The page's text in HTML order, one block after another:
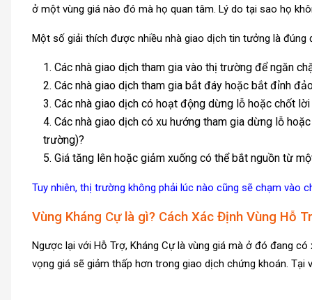
ở một vùng giá nào đó mà họ quan tâm. Lý do tại sao họ
Một số giải thích được nhiều nhà giao dịch tin tưởng là đúng
Các nhà giao dịch tham gia vào thị trường để ngăn
Các nhà giao dịch tham gia bắt đáy hoặc bắt đỉnh
Các nhà giao dịch có hoạt động dừng lỗ hoặc chốt
Các nhà giao dịch có xu hướng tham gia dừng lỗ
trường)?
Giá tăng lên hoặc giảm xuống có thể bắt nguồn từ
Tuy nhiên, thị trường không phải lúc nào cũng sẽ chạm vào
Vùng Kháng Cự là gì? Cách Xác Định Vùng Hỗ
Ngược lại với Hỗ Trợ, Kháng Cự là vùng giá mà ở đó đang
vọng giá sẽ giảm thấp hơn trong giao dịch chứng khoán.